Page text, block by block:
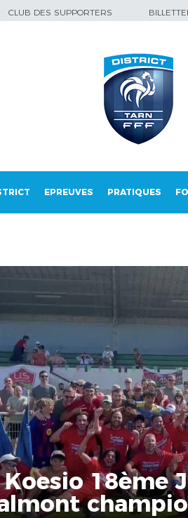
CLUB DES SUPPORTERS
EPREUVES PRATIQUES
Koesio 18ème